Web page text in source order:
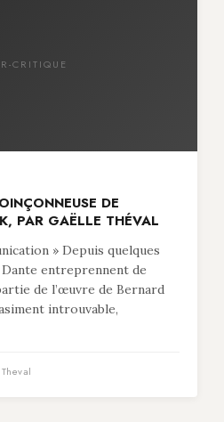
CRITIQUE
DE
PAR GAËLLE THÉVAL
» Depuis quelques
entreprennent de
de l’œuvre de Bernard
introuvable,